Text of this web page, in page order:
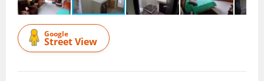
Google
Street View